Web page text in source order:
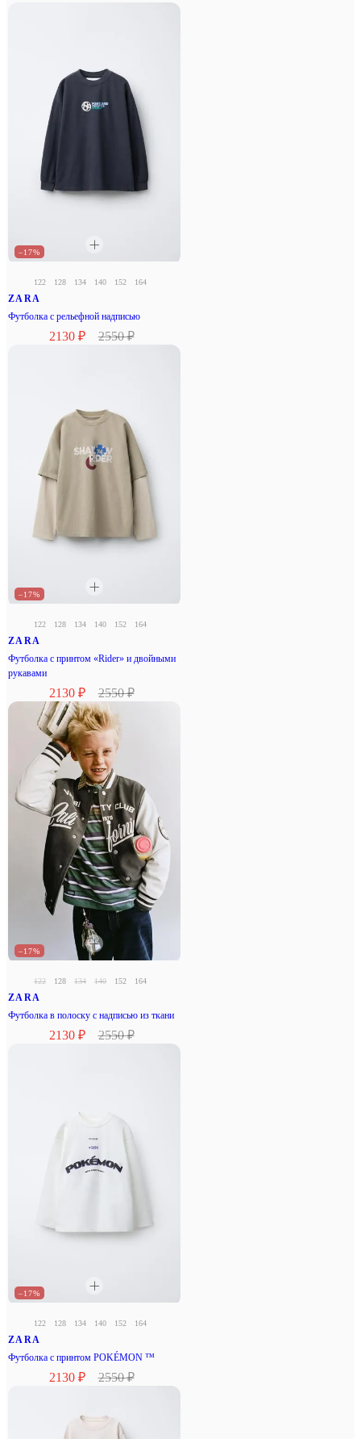
–17%
122 128 134 140 152 164
ZARA
Футболка с рельефной надписью
2130 ₽ 2550 ₽
–17%
122 128 134 140 152 164
ZARA
Футболка с принтом «Rider» и двойными
рукавами
2130 ₽ 2550 ₽
–17%
122 128 134 140 152 164
ZARA
Футболка в полоску с надписью из ткани
2130 ₽ 2550 ₽
–17%
122 128 134 140 152 164
ZARA
Футболка с принтом POKÉMON ™
2130 ₽ 2550 ₽